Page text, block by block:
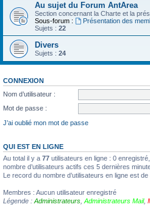
Au sujet du Forum AntArea
Section concernant la Charte et la
Sous-forum :
Présentation des
Sujets : 22
Divers
Sujets : 24
CONNEXION
Nom d’utilisateur :
Mot de passe :
J’ai oublié mon mot de passe
QUI EST EN LIGNE
Au total il y a 77 utilisateurs en ligne : 0
nombre d’utilisateurs actifs ces 5 dernières
Le record du nombre d’utilisateurs en ligne est de
Membres : Aucun utilisateur enregistré
Légende : Administrateurs Administrateurs Mail,